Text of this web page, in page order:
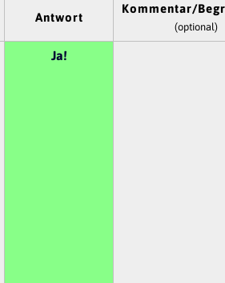
Antwort
Kommentar/
(optional)
Ja!